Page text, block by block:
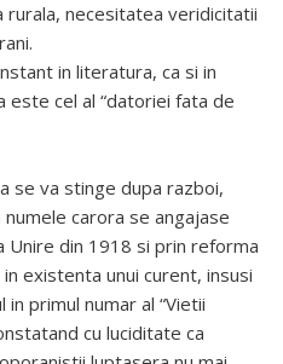
necesitatea veridicitatii
in literatura, ca si in
este cel al “datoriei fata de
se va stinge dupa razboi,
carora se angajase
Unire din 1918 si prin reforma
existenta unui curent, insusi
primul numar al “Vietii
cu luciditate ca